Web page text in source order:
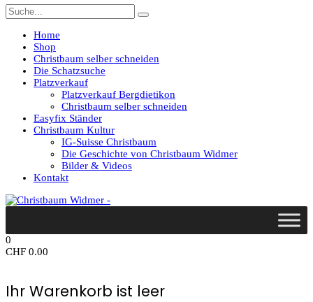
Home
Shop
Christbaum selber schneiden
Die Schatzsuche
Platzverkauf
Platzverkauf Bergdietikon
Christbaum selber schneiden
Easyfix Ständer
Christbaum Kultur
IG-Suisse Christbaum
Die Geschichte von Christbaum Widmer
Bilder & Videos
Kontakt
0
CHF 0.00
Ihr Warenkorb ist leer